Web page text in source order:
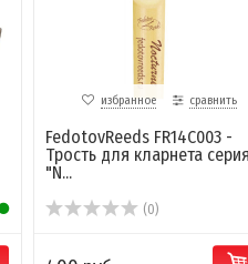
избранное сравнить
FedotovReeds FR14C003 -
Трость для кларнета
"N...
(0)